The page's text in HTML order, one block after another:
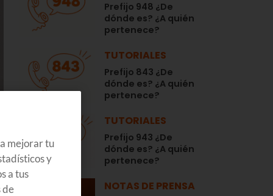
Prefijo 948 ¿De
dónde es? ¿A quién
pertenece?
TUTORIALES
Prefijo 843 ¿De
dónde es? ¿A quién
pertenece?
TUTORIALES
Prefijo 943 ¿De
dónde es? ¿A quién
pertenece?
NOTAS DE PRENSA
mejorar tu
y
a tus
de